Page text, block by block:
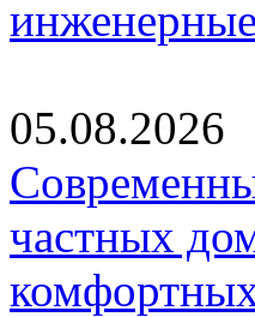
05.08.2026
частных